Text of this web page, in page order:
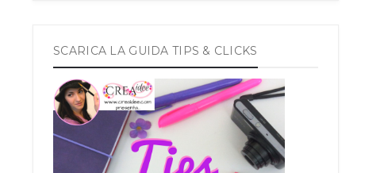
SCARICA LA GUIDA TIPS & CLICKS